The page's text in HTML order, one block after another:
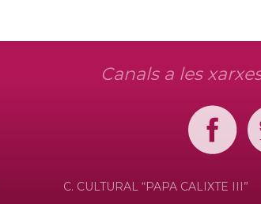
Canals a les
C. CULTURAL “PAPA CALIXTE III”